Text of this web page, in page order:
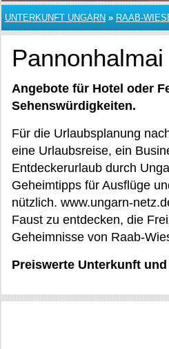
UNTERKUNFT UNGARN » RAAB-
Angebote für Hotel oder
Sehenswürdigkeiten.
Für die Urlaubsplanung
eine Urlaubsreise, ein
Entdeckerurlaub durch
Geheimtipps für Ausflüge
nützlich. www.ungarn-
Faust zu entdecken, die
Geheimnisse von Raab-
Preiswerte Unterkunft